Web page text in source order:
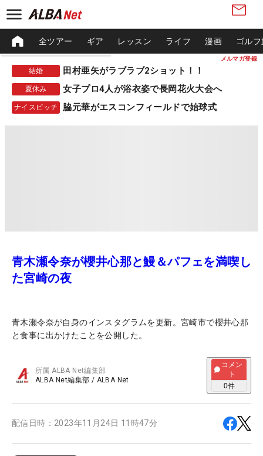
メルマガ登録
全ツアー ギア レッスン ライフ 漫画 ゴル
結婚 田村亜矢がラブラブ2ショット！！
夏休み 女子プロ4人が浴衣姿で長岡花火大会へ
ナイスピッチ 脇元華がエスコンフィールドで始球式
青木瀬令奈が櫻井心那と鰻＆パフェを満喫し
た宮崎の夜
青木瀬令奈が自身のインスタグラムを更新。宮崎市で櫻井心那
と食事に出かけたことを公開した。
所属ALBA Net編集部
ALBA Net編集部 / ALBA Net
コメン
ト
0件
配信日時： 2023年11月24日 11時47分